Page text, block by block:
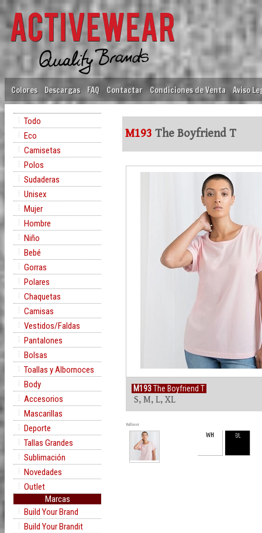
Colores Descargas FAQ Contactar Condiciones de Venta Aviso
Todo
Eco
Camisetas
Polos
Sudaderas
Unisex
Mujer
Hombre
Niño
Bebé
Gorras
Polares
Chaquetas
Camisas
Vestidos/Faldas
Pantalones
Bolsas
Toallas y Albornoces
Body
Accesorios
Mascarillas
Deporte
Tallas Grandes
Sublimación
Novedades
Outlet
Marcas
Build Your Brand
Build Your Brandit
M193 The Boyfriend T
M193The Boyfriend T
S, M, L, XL
Rollover
WH BL